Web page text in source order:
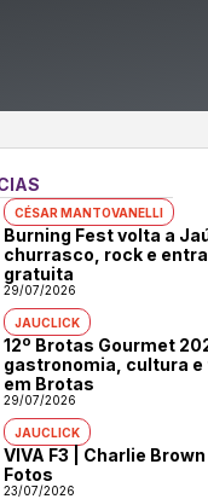
CÉSAR MANTOVANELLI
Burning Fest volta a
churrasco, rock e
gratuita
29/07/2026
JAUCLICK
12º Brotas Gourmet
gastronomia, cultura e
em Brotas
29/07/2026
JAUCLICK
VIVA F3 | Charlie
Fotos
23/07/2026